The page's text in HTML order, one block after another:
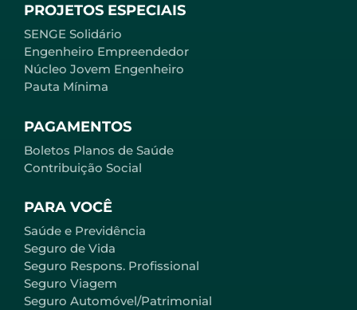
PARA VOCÊ
Saúde e Previdência
Seguro de Vida
Seguro Respons. Profissional
Seguro Viagem
Seguro Automóvel/Patrimonial
PROJETOS ESPECIAIS
SENGE Solidário
Engenheiro Empreendedor
Núcleo Jovem Engenheiro
Pauta Mínima
PAGAMENTOS
Boletos Planos de Saúde
Contribuição Social